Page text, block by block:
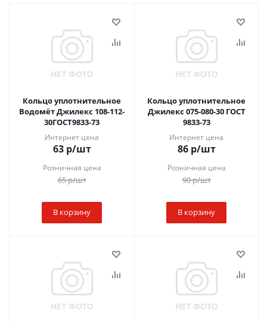
Кольцо уплотнительное
Водомёт Джилекс 108-112-
30ГОСТ9833-73
Интернет цена
63р/шт
Розничная цена
65р/шт
В корзину
Кольцо уплотнительное
Джилекс 075-080-30 ГОСТ
9833-73
Интернет цена
86р/шт
Розничная цена
90р/шт
В корзину